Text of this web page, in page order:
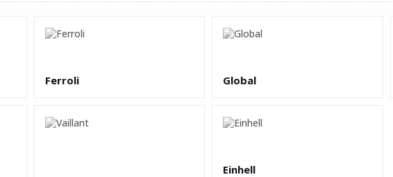
Ferroli Global
Einhell